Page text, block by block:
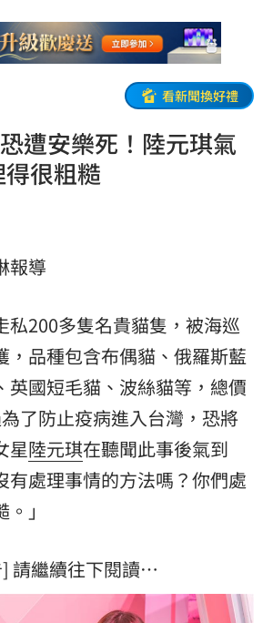
看新聞換好禮
遭安樂死！陸元琪氣
很粗糙
報導
私200多隻名貴貓隻，被海巡
，品種包含布偶貓、俄羅斯藍
英國短毛貓、波絲貓等，總價
了防止疫病進入台灣，恐將
星陸元琪在聽聞此事後氣到
有處理事情的方法嗎？你們處
」
請繼續往下閱讀…